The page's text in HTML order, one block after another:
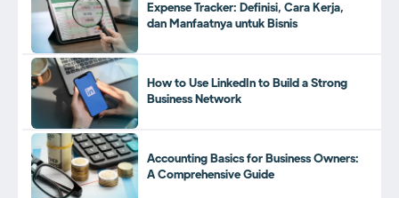
Expense Tracker: Definisi, Cara Kerja,
dan Manfaatnya untuk Bisnis
How to Use LinkedIn to Build a Strong
Business Network
Accounting Basics for Business Owners:
A Comprehensive Guide